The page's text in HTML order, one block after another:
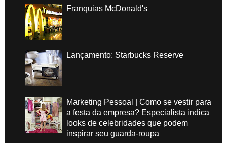
Franquias McDonald's
Lançamento: Starbucks Reserve
Marketing Pessoal | Como se vestir para
a festa da empresa? Especialista indica
looks de celebridades que podem
inspirar seu guarda-roupa